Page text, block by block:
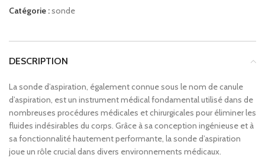
Catégorie :sonde
DESCRIPTION
La sonde d’aspiration, également connue sous le nom de canule
d’aspiration, est un instrument médical fondamental utilisé dans de
nombreuses procédures médicales et chirurgicales pour éliminer les
fluides indésirables du corps. Grâce à sa conception ingénieuse et à
sa fonctionnalité hautement performante, la sonde d’aspiration
joue un rôle crucial dans divers environnements médicaux.